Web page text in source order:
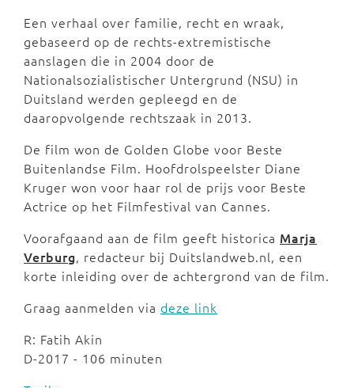
Een verhaal over familie, recht en wraak,
gebaseerd op de rechts-extremistische
aanslagen die in 2004 door de
Nationalsozialistischer Untergrund (NSU) in
Duitsland werden gepleegd en de
daaropvolgende rechtszaak in 2013.
De film won de Golden Globe voor Beste
Buitenlandse Film. Hoofdrolspeelster Diane
Kruger won voor haar rol de prijs voor Beste
Actrice op het Filmfestival van Cannes.
Voorafgaand aan de film geeft historica Marja
Verburg, redacteur bij Duitslandweb.nl, een
korte inleiding over de achtergrond van de film.
Graag aanmelden via deze link
R: Fatih Akin
D-2017 - 106 minuten